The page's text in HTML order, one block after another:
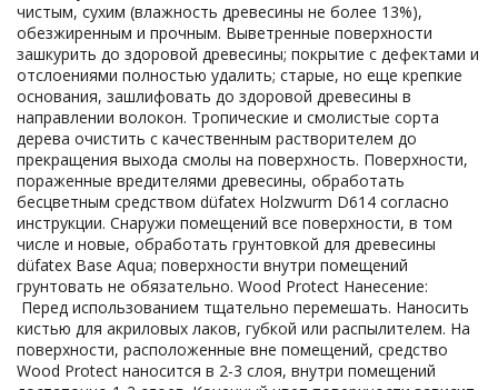
чистым, сухим (влажность древесины не более 13%),
обезжиренным и прочным. Выветренные поверхности
зашкурить до здоровой древесины; покрытие с дефектами и
отслоениями полностью удалить; старые, но еще крепкие
основания, зашлифовать до здоровой древесины в
направлении волокон. Тропические и смолистые сорта
дерева очистить с качественным растворителем до
прекращения выхода смолы на поверхность. Поверхности,
пораженные вредителями древесины, обработать
бесцветным средством düfatex Holzwurm D614 согласно
инструкции. Снаружи помещений все поверхности, в том
числе и новые, обработать грунтовкой для древесины
düfatex Base Aqua; поверхности внутри помещений
грунтовать не обязательно. Wood Protect Нанесение:
Перед использованием тщательно перемешать. Наносить
кистью для акриловых лаков, губкой или распылителем. На
поверхности, расположенные вне помещений, средство
Wood Protect наносится в 2-3 слоя, внутри помещений